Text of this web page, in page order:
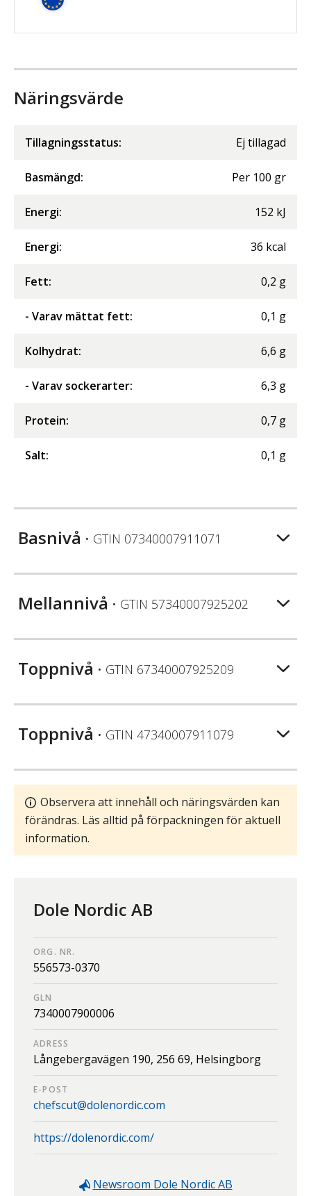
Näringsvärde
Tillagningsstatus: Ej tillagad
Basmängd: Per 100 gr
Energi: 152 kJ
Energi: 36 kcal
Fett: 0,2 g
- Varav mättat fett: 0,1 g
Kolhydrat: 6,6 g
- Varav sockerarter: 6,3 g
Protein: 0,7 g
Salt: 0,1 g
Basnivå • GTIN 07340007911071
Mellannivå • GTIN 57340007925202
Toppnivå • GTIN 67340007925209
Toppnivå • GTIN 47340007911079
Observera att innehåll och näringsvärden kan
förändras. Läs alltid på förpackningen för aktuell
information.
Dole Nordic AB
ORG. NR.
556573-0370
GLN
7340007900006
ADRESS
Långebergavägen 190, 256 69, Helsingborg
E-POST
chefscut@dolenordic.com
https://dolenordic.com/
Newsroom Dole Nordic AB